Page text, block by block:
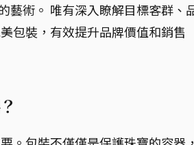
術。 唯有深入瞭解目標客群、
包裝，有效提升品牌價值和銷售